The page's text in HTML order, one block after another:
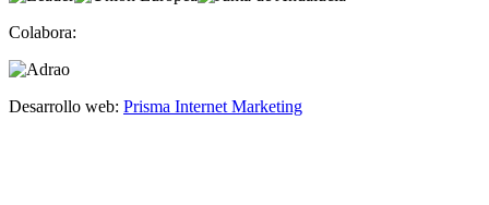
Colabora:
Desarrollo web: Prisma Internet Marketing